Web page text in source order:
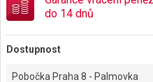
do 14 dnů
Dostupnost
Pobočka Praha 8 - Palmovka